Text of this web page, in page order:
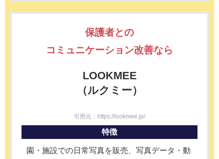
保護者との
コミュニケーション改善なら
LOOKMEE
（ルクミー）
引用元：https://lookmee.jp/
特徴
園・施設での日常写真を販売、写真データ・動